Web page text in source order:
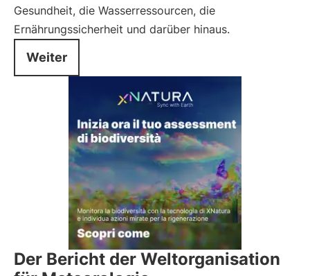
Gesundheit, die Wasserressourcen, die
Ernährungssicherheit und darüber hinaus.
Weiter
Der Bericht der Weltorganisation